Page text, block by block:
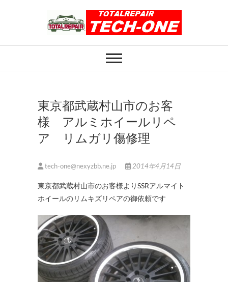
ホイール修理のト
ータルリペアテッ
クワン
東京都武蔵村山市のお客
様 アルミホイールリペ
ア リムガリ傷修理
tech-one@nexyzbb.ne.jp 2014年4月14日
東京都武蔵村山市のお客様よりSSRアルマイト
ホイールのリムキズリペアの御依頼です